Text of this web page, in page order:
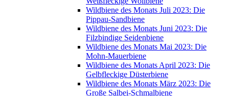
Wildbiene des Monats Juli 2023: Die
Pippau-Sandbiene
Wildbiene des Monats Juni 2023: Die
Filzbindige Seidenbiene
Wildbiene des Monats Mai 2023: Die
Mohn-Mauerbiene
Wildbiene des Monats April 2023: Die
Gelbfleckige Düsterbiene
Wildbiene des Monats März 2023: Die
Große Salbei-Schmalbiene